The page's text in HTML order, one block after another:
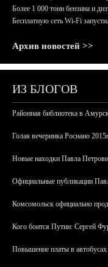
Более 1 000 тонн бензина и
Бесплатную сеть Wi-Fi
Архив новостей >>
ИЗ БЛОГОВ
Районная библиотека в
Голая вечеринка Роснано
Новые находки Павла
Официальные публикации
Комсомольск официально
Кого боится Путин: Сергей
Повышение платы в автобусах